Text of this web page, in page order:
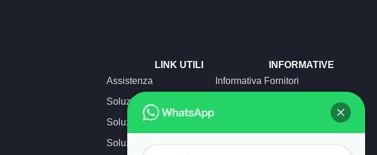
LINK UTILI
Assistenza
Soluzioni Business
Soluzioni Corporate
Soluzioni Home
INFORMATIVE
Informativa Fornitori
Carta dei servizi